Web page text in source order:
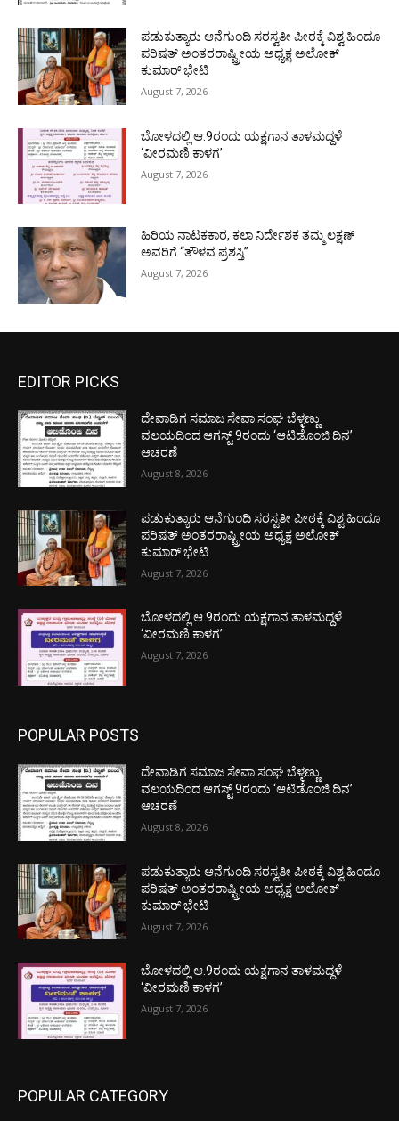
ಪಡುಕುತ್ಯಾರು ಆನೆಗುಂದಿ ಸರಸ್ವತೀ ಪೀಠಕ್ಕೆ ವಿಶ್ವ ಹಿಂದೂ
ಪರಿಷತ್ ಅಂತರರಾಷ್ಟ್ರೀಯ ಅಧ್ಯಕ್ಷ ಅಲೋಕ್
ಕುಮಾರ್ ಭೇಟಿ
August 7, 2026
ಬೋಳದಲ್ಲಿ ಆ.9ರಂದು ಯಕ್ಷಗಾನ ತಾಳಮದ್ದಳೆ
‘ವೀರಮಣಿ ಕಾಳಗ’
August 7, 2026
ಹಿರಿಯ ನಾಟಕಕಾರ, ಕಲಾ ನಿರ್ದೇಶಕ ತಮ್ಮ ಲಕ್ಷಣ್
ಅವರಿಗೆ “ತೌಳವ ಪ್ರಶಸ್ತಿ”
August 7, 2026
EDITOR PICKS
ದೇವಾಡಿಗ ಸಮಾಜ ಸೇವಾ ಸಂಘ ಬೆಳ್ಳಣ್ಣು
ವಲಯದಿಂದ ಆಗಸ್ಟ್ 9ರಂದು ‘ಆಟಿಡೊಂಜಿ ದಿನ’
ಆಚರಣೆ
August 8, 2026
ಪಡುಕುತ್ಯಾರು ಆನೆಗುಂದಿ ಸರಸ್ವತೀ ಪೀಠಕ್ಕೆ ವಿಶ್ವ ಹಿಂದೂ
ಪರಿಷತ್ ಅಂತರರಾಷ್ಟ್ರೀಯ ಅಧ್ಯಕ್ಷ ಅಲೋಕ್
ಕುಮಾರ್ ಭೇಟಿ
August 7, 2026
ಬೋಳದಲ್ಲಿ ಆ.9ರಂದು ಯಕ್ಷಗಾನ ತಾಳಮದ್ದಳೆ
‘ವೀರಮಣಿ ಕಾಳಗ’
August 7, 2026
POPULAR POSTS
ದೇವಾಡಿಗ ಸಮಾಜ ಸೇವಾ ಸಂಘ ಬೆಳ್ಳಣ್ಣು
ವಲಯದಿಂದ ಆಗಸ್ಟ್ 9ರಂದು ‘ಆಟಿಡೊಂಜಿ ದಿನ’
ಆಚರಣೆ
August 8, 2026
ಪಡುಕುತ್ಯಾರು ಆನೆಗುಂದಿ ಸರಸ್ವತೀ ಪೀಠಕ್ಕೆ ವಿಶ್ವ ಹಿಂದೂ
ಪರಿಷತ್ ಅಂತರರಾಷ್ಟ್ರೀಯ ಅಧ್ಯಕ್ಷ ಅಲೋಕ್
ಕುಮಾರ್ ಭೇಟಿ
August 7, 2026
ಬೋಳದಲ್ಲಿ ಆ.9ರಂದು ಯಕ್ಷಗಾನ ತಾಳಮದ್ದಳೆ
‘ವೀರಮಣಿ ಕಾಳಗ’
August 7, 2026
POPULAR CATEGORY